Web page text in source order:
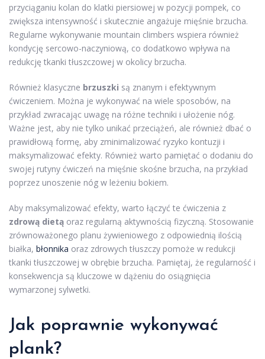
przyciąganiu kolan do klatki piersiowej w pozycji pompek, co
zwiększa intensywność i skutecznie angażuje mięśnie brzucha.
Regularne wykonywanie mountain climbers wspiera również
kondycję sercowo-naczyniową, co dodatkowo wpływa na
redukcję tkanki tłuszczowej w okolicy brzucha.
Również klasyczne brzuszki są znanym i efektywnym
ćwiczeniem. Można je wykonywać na wiele sposobów, na
przykład zwracając uwagę na różne techniki i ułożenie nóg.
Ważne jest, aby nie tylko unikać przeciążeń, ale również dbać o
prawidłową formę, aby zminimalizować ryzyko kontuzji i
maksymalizować efekty. Również warto pamiętać o dodaniu do
swojej rutyny ćwiczeń na mięśnie skośne brzucha, na przykład
poprzez unoszenie nóg w leżeniu bokiem.
Aby maksymalizować efekty, warto łączyć te ćwiczenia z
zdrową dietą oraz regularną aktywnością fizyczną. Stosowanie
zrównoważonego planu żywieniowego z odpowiednią ilością
białka, błonnika oraz zdrowych tłuszczy pomoże w redukcji
tkanki tłuszczowej w obrębie brzucha. Pamiętaj, że regularność i
konsekwencja są kluczowe w dążeniu do osiągnięcia
wymarzonej sylwetki.
Jak poprawnie wykonywać
plank?